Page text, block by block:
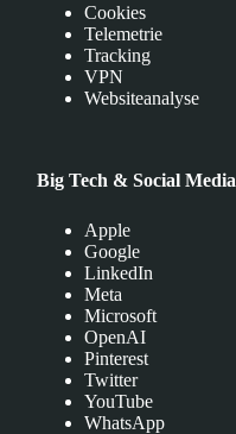
Cookies
Telemetrie
Tracking
VPN
Websiteanalyse
Big Tech & Social Media
Apple
Google
LinkedIn
Meta
Microsoft
OpenAI
Pinterest
Twitter
YouTube
WhatsApp